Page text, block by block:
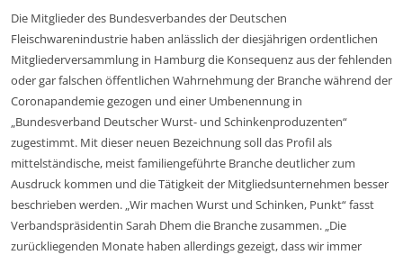
Die Mitglieder des Bundesverbandes der Deutschen
Fleischwarenindustrie haben anlässlich der diesjährigen ordentlichen
Mitgliederversammlung in Hamburg die Konsequenz aus der fehlenden
oder gar falschen öffentlichen Wahrnehmung der Branche während der
Coronapandemie gezogen und einer Umbenennung in
„Bundesverband Deutscher Wurst- und Schinkenproduzenten“
zugestimmt. Mit dieser neuen Bezeichnung soll das Profil als
mittelständische, meist familiengeführte Branche deutlicher zum
Ausdruck kommen und die Tätigkeit der Mitgliedsunternehmen besser
beschrieben werden. „Wir machen Wurst und Schinken, Punkt“ fasst
Verbandspräsidentin Sarah Dhem die Branche zusammen. „Die
zurückliegenden Monate haben allerdings gezeigt, dass wir immer